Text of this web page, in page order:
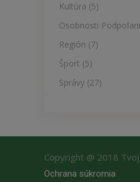
Kultúra (5)
Osobnosti
Región (7)
Šport (5)
Správy (27)
Copyright @ 2018
Ochrana súkromia